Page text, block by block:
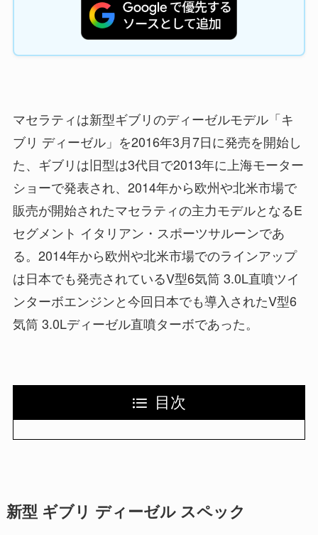
マセラティは新型ギブリのディーゼルモデル「キ
ブリ ディーゼル」を2016年3月7日に発売を開始し
た、ギブリは旧型は3代目で2013年に上海モーター
ショーで発表され、2014年から欧州や北米市場で
販売が開始されたマセラティの主力モデルとなるE
セグメント イタリアン・スポーツサルーンであ
る。2014年から欧州や北米市場でのラインアップ
は日本でも発売されているV型6気筒 3.0L直噴ツイ
ンターボエンジンと今回日本でも導入されたV型6
気筒 3.0Lディーゼル直噴ターボであった。
目次
新型 ギブリ ディーゼル スペック